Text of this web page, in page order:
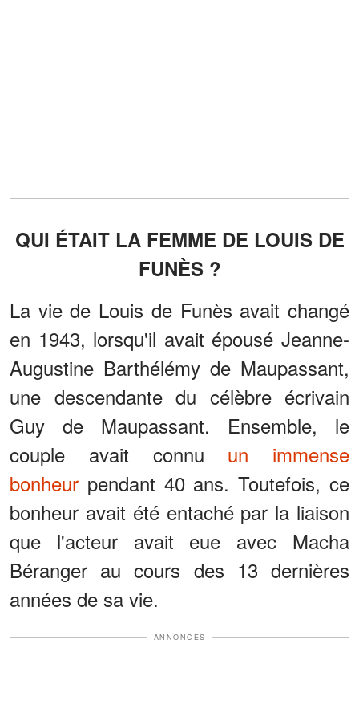
QUI ÉTAIT LA FEMME DE LOUIS DE
FUNÈS ?
La vie de Louis de Funès avait changé
en 1943, lorsqu'il avait épousé Jeanne-
Augustine Barthélémy de Maupassant,
une descendante du célèbre écrivain
Guy de Maupassant. Ensemble, le
couple avait connu un immense
bonheur pendant 40 ans. Toutefois, ce
bonheur avait été entaché par la liaison
que l'acteur avait eue avec Macha
Béranger au cours des 13 dernières
années de sa vie.
ANNONCES